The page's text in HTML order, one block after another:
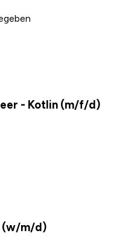
- Kotlin (m/f/d)
(w/m/d)